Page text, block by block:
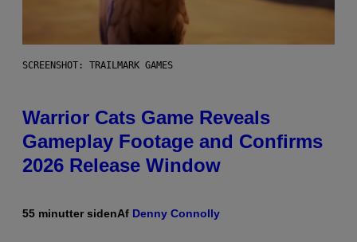
SCREENSHOT: TRAILMARK GAMES
Warrior Cats Game Reveals
Gameplay Footage and Confirms
2026 Release Window
55 minutter sidenAf Denny Connolly